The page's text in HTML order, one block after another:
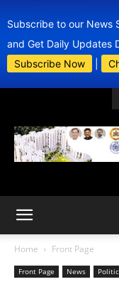
Subscribe to our News
and Get Daily Updates
Subscribe Now
Home Front Page
Front Page News